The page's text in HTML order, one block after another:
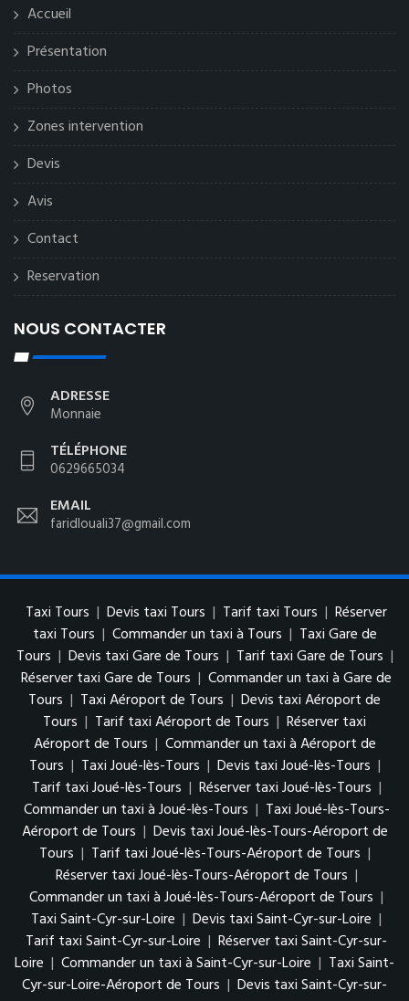
Accueil
Présentation
Photos
Zones intervention
Devis
Avis
Contact
Reservation
NOUS CONTACTER
ADRESSE
Monnaie
TÉLÉPHONE
0629665034
EMAIL
faridlouali37@gmail.com
Taxi Tours | Devis taxi Tours | Tarif taxi Tours | Réserver
taxi Tours | Commander un taxi à Tours | Taxi Gare de
Tours | Devis taxi Gare de Tours | Tarif taxi Gare de Tours |
Réserver taxi Gare de Tours | Commander un taxi à Gare de
Tours | Taxi Aéroport de Tours | Devis taxi Aéroport de
Tours | Tarif taxi Aéroport de Tours | Réserver taxi
Aéroport de Tours | Commander un taxi à Aéroport de
Tours | Taxi Joué-lès-Tours | Devis taxi Joué-lès-Tours |
Tarif taxi Joué-lès-Tours | Réserver taxi Joué-lès-Tours |
Commander un taxi à Joué-lès-Tours | Taxi Joué-lès-Tours-
Aéroport de Tours | Devis taxi Joué-lès-Tours-Aéroport de
Tours | Tarif taxi Joué-lès-Tours-Aéroport de Tours |
Réserver taxi Joué-lès-Tours-Aéroport de Tours |
Commander un taxi à Joué-lès-Tours-Aéroport de Tours |
Taxi Saint-Cyr-sur-Loire | Devis taxi Saint-Cyr-sur-Loire |
Tarif taxi Saint-Cyr-sur-Loire | Réserver taxi Saint-Cyr-sur-
Loire | Commander un taxi à Saint-Cyr-sur-Loire | Taxi Saint-
Cyr-sur-Loire-Aéroport de Tours | Devis taxi Saint-Cyr-sur-